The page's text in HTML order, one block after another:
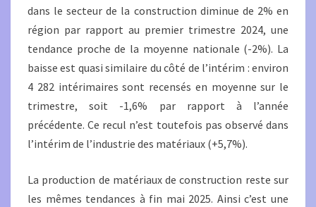
dans le secteur de la construction diminue de 2% en
région par rapport au premier trimestre 2024, une
tendance proche de la moyenne nationale (-2%). La
baisse est quasi similaire du côté de l’intérim : environ
4 282 intérimaires sont recensés en moyenne sur le
trimestre, soit -1,6% par rapport à l’année
précédente. Ce recul n’est toutefois pas observé dans
l’intérim de l’industrie des matériaux (+5,7%).
La production de matériaux de construction reste sur
les mêmes tendances à fin mai 2025. Ainsi c’est une